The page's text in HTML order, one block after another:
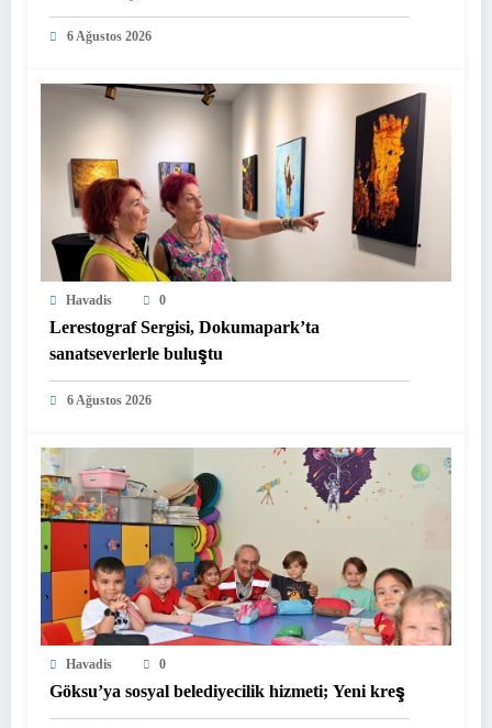
6 Ağustos 2026
Havadis 0
Lerestograf Sergisi, Dokumapark’ta
sanatseverlerle buluştu
6 Ağustos 2026
Havadis 0
Göksu’ya sosyal belediyecilik hizmeti; Yeni kreş